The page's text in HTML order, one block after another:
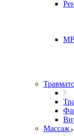
Массаж